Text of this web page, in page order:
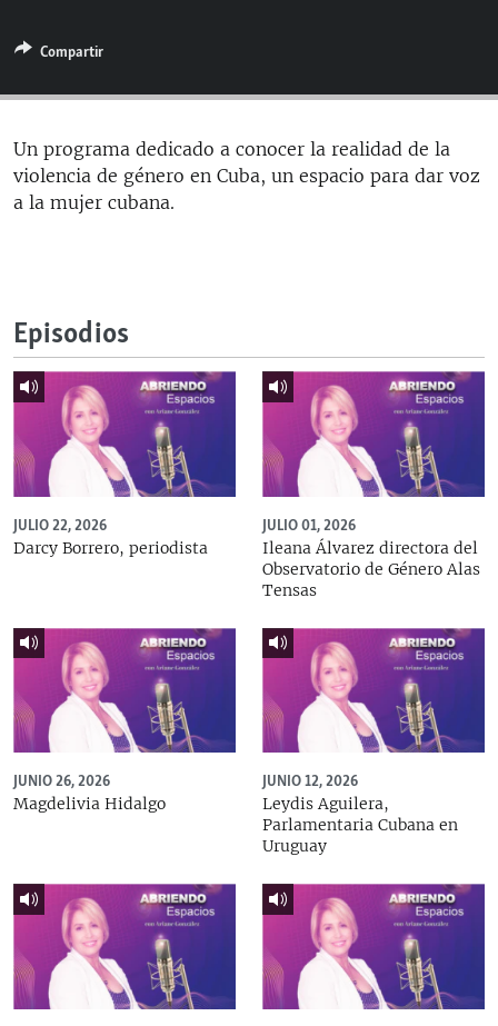
ESPECIALES
ESPECIALES
LA REALIDAD DE LA VIVIENDA EN CUBA
SER VIEJO EN CUBA
KENTU-CUBANO
LA INVASIÓN DE RUSIA A UCRANIA
MULTIMEDIA
EDITORIALES
SÍGUENOS
Compartir
Un programa dedicado a conocer la realidad de la
violencia de género en Cuba, un espacio para dar voz
a la mujer cubana.
Episodios
JULIO 22, 2026
Darcy Borrero, periodista
JULIO 01, 2026
Ileana Álvarez directora del
Observatorio de Género Alas
Tensas
JUNIO 26, 2026
Magdelivia Hidalgo
JUNIO 12, 2026
Leydis Aguilera,
Parlamentaria Cubana en
Uruguay